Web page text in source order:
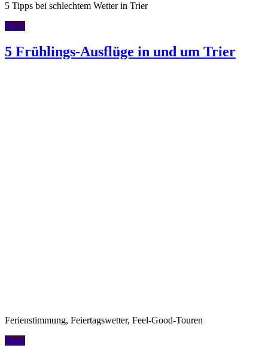
5 Tipps bei schlechtem Wetter in Trier
Mehr
5 Frühlings-Ausflüge in und um Trier
Ferienstimmung, Feiertagswetter, Feel-Good-Touren
Mehr